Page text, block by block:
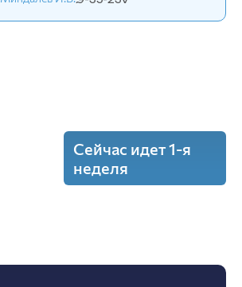
Сейчас идет 1-я
неделя
ауд. Э3-13